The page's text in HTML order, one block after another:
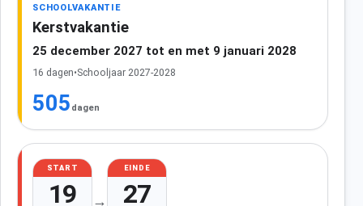
SCHOOLVAKANTIE
Kerstvakantie
25 december 2027 tot en met 9 januari 2028
16 dagen•Schooljaar 2027-2028
505 dagen
START
19 →
EINDE
27